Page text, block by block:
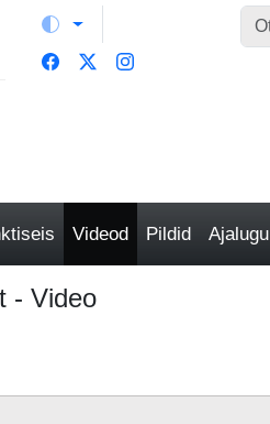
Videod Pildid Ajalugu
- Video